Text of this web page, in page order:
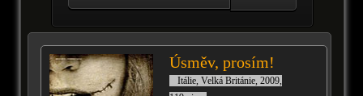
Úsměv, prosím!
Itálie, Velká Británie, 2009,